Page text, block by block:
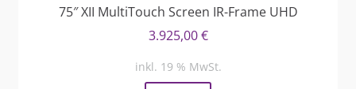
75″ XII MultiTouch Screen IR-Frame UHD
3.925,00€
inkl. 19 % MwSt.